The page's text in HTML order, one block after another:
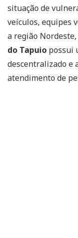
situação de
veículos, equipes
a região Nordeste,
do Tapuio possui
descentralizado e
atendimento de